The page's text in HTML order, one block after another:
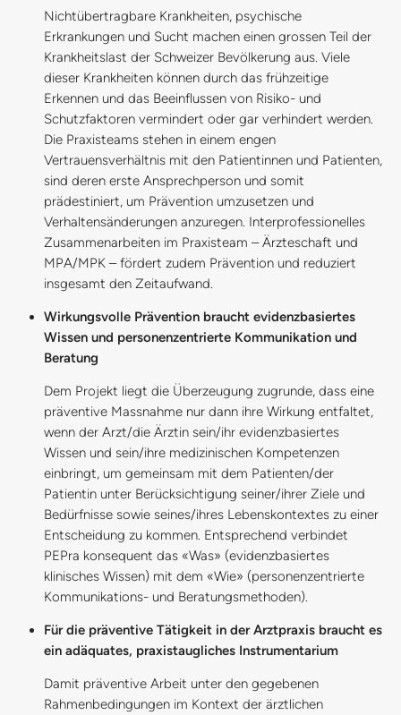
Nichtübertragbare Krankheiten, psychische
Erkrankungen und Sucht machen einen grossen Teil der
Krankheitslast der Schweizer Bevölkerung aus. Viele
dieser Krankheiten können durch das frühzeitige
Erkennen und das Beeinflussen von Risiko- und
Schutzfaktoren vermindert oder gar verhindert werden.
Die Praxisteams stehen in einem engen
Vertrauensverhältnis mit den Patientinnen und Patienten,
sind deren erste Ansprechperson und somit
prädestiniert, um Prävention umzusetzen und
Verhaltensänderungen anzuregen. Interprofessionelles
Zusammenarbeiten im Praxisteam – Ärzteschaft und
MPA/MPK – fördert zudem Prävention und reduziert
insgesamt den Zeitaufwand.
Wirkungsvolle Prävention braucht evidenzbasiertes
Wissen und personenzentrierte Kommunikation und
Beratung
Dem Projekt liegt die Überzeugung zugrunde, dass eine
präventive Massnahme nur dann ihre Wirkung entfaltet,
wenn der Arzt/die Ärztin sein/ihr evidenzbasiertes
Wissen und sein/ihre medizinischen Kompetenzen
einbringt, um gemeinsam mit dem Patienten/der
Patientin unter Berücksichtigung seiner/ihrer Ziele und
Bedürfnisse sowie seines/ihres Lebenskontextes zu einer
Entscheidung zu kommen. Entsprechend verbindet
PEPra konsequent das «Was» (evidenzbasiertes
klinisches Wissen) mit dem «Wie» (personenzentrierte
Kommunikations- und Beratungsmethoden).
Für die präventive Tätigkeit in der Arztpraxis braucht es
ein adäquates, praxistaugliches Instrumentarium
Damit präventive Arbeit unter den gegebenen
Rahmenbedingungen im Kontext der ärztlichen